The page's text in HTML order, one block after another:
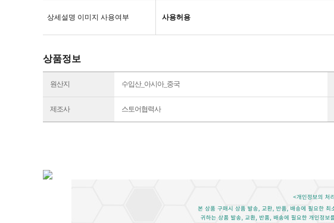
상세설명 이미지 사용여부 사용허용
상품정보
원산지 수입산_아시아_중국
제조사 스토어협력사